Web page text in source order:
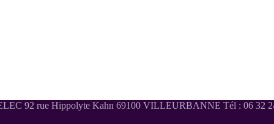
92 rue Hippolyte Kahn 69100 VILLEURBANNE Tél : 06 32